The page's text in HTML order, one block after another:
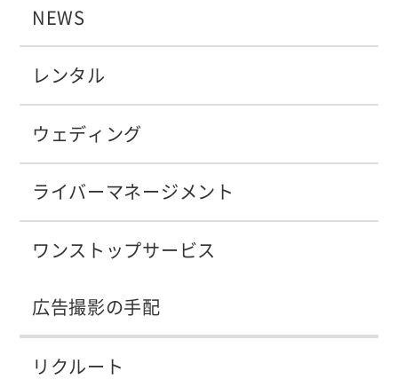
NEWS
レンタル
ウェディング
ライバーマネージメント
ワンストップサービス
広告撮影の手配
リクルート